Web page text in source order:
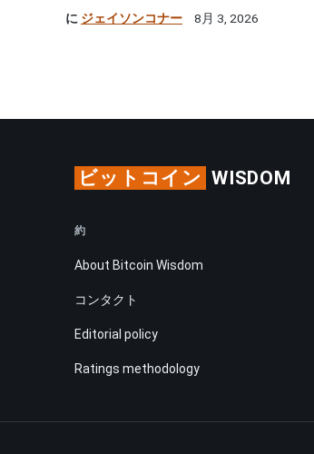
に ジェイソンコナー 8月 3, 2026
ビットコイン WISDOM
約
About Bitcoin Wisdom
コンタクト
Editorial policy
Ratings methodology